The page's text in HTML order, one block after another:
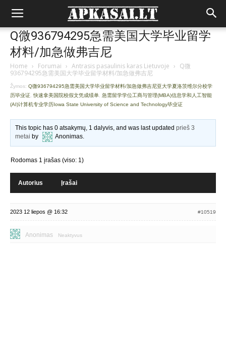
Q微936794295急需美国大学毕业留学
材料/加急做弗吉尼
Home › Forumai › Antrasis pasaulinis karas Lietuvoje › Q微
936794295急需美国大学毕业留学材料/加急做弗吉尼
Žymos: Q微936794295急需美国大学毕业留学材料/加急做弗吉尼亚大学夏洛茨维尔分校学
历毕业证 快速拿美国院校假文凭成绩单 急需留学学位工商与管理(MBA)信息学和人工智能
(AI)计算机专业学历Iowa State University of Science and Technology毕业证
This topic has 0 atsakymų, 1 dalyvis, and was last updatedprieš 3
metai by Anonimas.
Rodomas 1 įrašas (viso: 1)
Autorius Įrašai
2023 12 liepos @ 16:32 #10519
Anonimas Neaktyvus